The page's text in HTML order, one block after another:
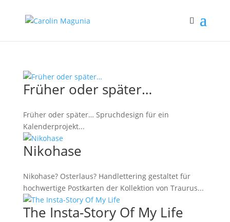
Früher oder später…
Früher oder später… Spruchdesign für ein
Kalenderprojekt...
Nikohase
Nikohase? Osterlaus? Handlettering gestaltet für
hochwertige Postkarten der Kollektion von Traurus...
The Insta-Story Of My Life